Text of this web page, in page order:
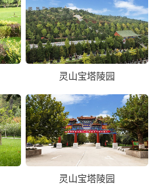
灵山宝塔陵园
灵山宝塔陵园